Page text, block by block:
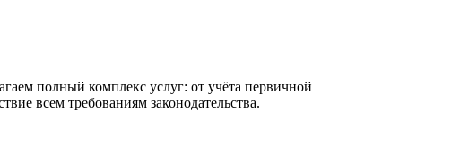
полный комплекс услуг: от учёта первичной
всем требованиям законодательства.